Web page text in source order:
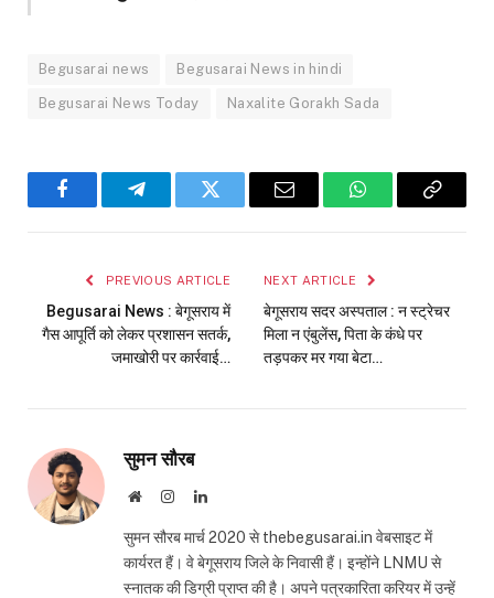
Begusarai news Begusarai News in hindi
Begusarai News Today Naxalite Gorakh Sada
FacebookTelegramTwitter Email WhatsAppCopy
PREVIOUS ARTICLE
Begusarai News : बेगूसराय में
गैस आपूर्ति को लेकर प्रशासन सतर्क,
जमाखोरी पर कार्रवाई…
NEXT ARTICLE
बेगूसराय सदर अस्पताल : न स्ट्रेचर
मिला न एंबुलेंस, पिता के कंधे पर
तड़पकर मर गया बेटा…
सुमन सौरब
WebsiteInstagramLinkedIn
सुमन सौरब मार्च 2020 से thebegusarai.in वेबसाइट में
कार्यरत हैं। वे बेगूसराय जिले के निवासी हैं। इन्होंने LNMU से
स्नातक की डिग्री प्राप्त की है। अपने पत्रकारिता करियर में उन्हें